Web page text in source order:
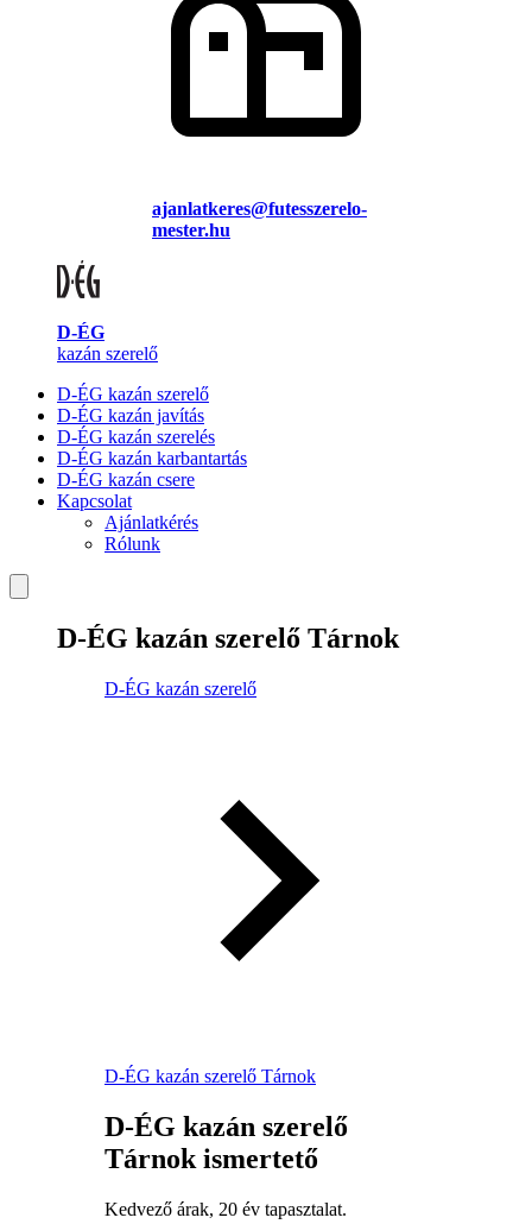
ajanlatkeres@futesszerelo-
mester.hu
D-ÉG
kazán szerelő
D-ÉG kazán szerelő
D-ÉG kazán javítás
D-ÉG kazán szerelés
D-ÉG kazán karbantartás
D-ÉG kazán csere
Kapcsolat
Ajánlatkérés
Rólunk
D-ÉG kazán szerelő Tárnok
D-ÉG kazán szerelő
D-ÉG kazán szerelő Tárnok
D-ÉG kazán szerelő
Tárnok ismertető
Kedvező árak, 20 év tapasztalat.